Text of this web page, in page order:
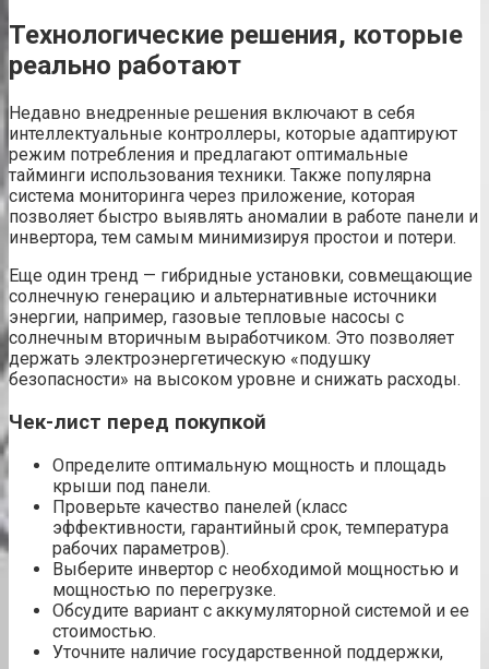
Технологические решения, которые
реально работают
Недавно внедренные решения включают в себя
интеллектуальные контроллеры, которые адаптируют
режим потребления и предлагают оптимальные
тайминги использования техники. Также популярна
система мониторинга через приложение, которая
позволяет быстро выявлять аномалии в работе панели и
инвертора, тем самым минимизируя простои и потери.
Еще один тренд — гибридные установки, совмещающие
солнечную генерацию и альтернативные источники
энергии, например, газовые тепловые насосы с
солнечным вторичным выработчиком. Это позволяет
держать электроэнергетическую «подушку
безопасности» на высоком уровне и снижать расходы.
Чек-лист перед покупкой
Определите оптимальную мощность и площадь
крыши под панели.
Проверьте качество панелей (класс
эффективности, гарантийный срок, температура
рабочих параметров).
Выберите инвертор с необходимой мощностью и
мощностью по перегрузке.
Обсудите вариант с аккумуляторной системой и ее
стоимостью.
Уточните наличие государственной поддержки,